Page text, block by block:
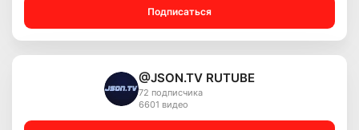
Подписаться
@JSON.TV RUTUBE
72 подписчика
6601 видео